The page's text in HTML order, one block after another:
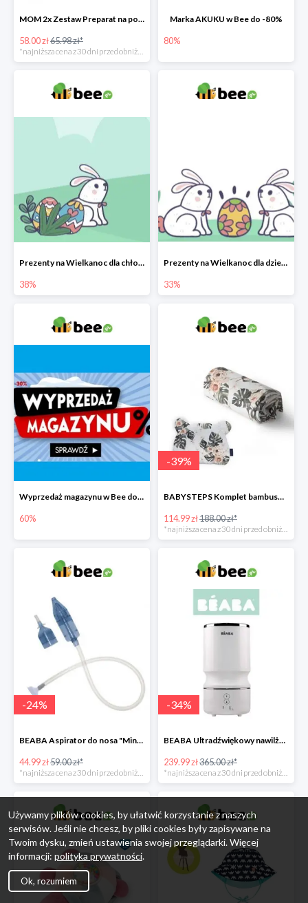
MOM 2x Zestaw Preparat na poprawę laktacji na mleku słodowym -12%
58.00 zł65.98 zł*
*najniższa cena z 30 dni przed obniżką
Marka AKUKU w Bee do -80%
80%
Prezenty na Wielkanoc dla chłopców w Bee do -38%
38%
Prezenty na Wielkanoc dla dziewczynek w Bee do -33%
33%
Wyprzedaż magazynu w Bee do -60%
60%
-39%
BABYSTEPS Komplet bambusowy poduszka i otulacz M Pustynne kwiaty -39%
114.99 zł188.00 zł*
-24%
BEABA Aspirator do nosa "Minidoo" -24%
44.99 zł59.00 zł*
*najniższa cena z 30 dni przed obniżką
-34%
BEABA Ultradźwiękowy nawilżacz powietrza White -34%
239.99 zł365.00 zł*
*najniższa cena z 30 dni przed obniżką
Używamy plików cookies, by ułatwić korzystanie z naszych
serwisów. Jeśli nie chcesz, by pliki cookies były zapisywane na
Twoim dysku, zmień ustawienia swojej przeglądarki. Więcej
informacji: polityka prywatności.
Ok, rozumiem